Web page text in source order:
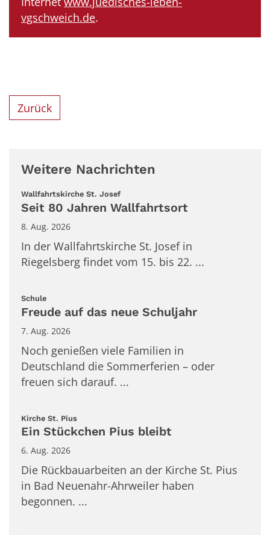
vgschweich.de.
Zurück
Weitere Nachrichten
Wallfahrtskirche St. Josef:
Seit 80 Jahren Wallfahrtsort
8. Aug. 2026
In der Wallfahrtskirche St. Josef in
Riegelsberg findet vom 15. bis 22. ...
Schule:
Freude auf das neue Schuljahr
7. Aug. 2026
Noch genießen viele Familien in
Deutschland die Sommerferien – oder
freuen sich darauf. ...
Kirche St. Pius:
Ein Stückchen Pius bleibt
6. Aug. 2026
Die Rückbauarbeiten an der Kirche St. Pius
in Bad Neuenahr-Ahrweiler haben
begonnen. ...